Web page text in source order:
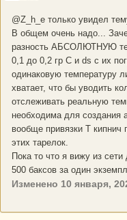
@Z_h_e только увидел
В общем очень надо...
разность АБСОЛЮТНУЮ
0,1 до 0,2 гр С и ds с их
одинаковую температуру
хватает, что бы уводить
отслеживать реальную
необходима для создания
вообще привязки Т кипнич
этих тарелок.
Пока то что я вижу из
500 баксов за один
Изменено 10 января,